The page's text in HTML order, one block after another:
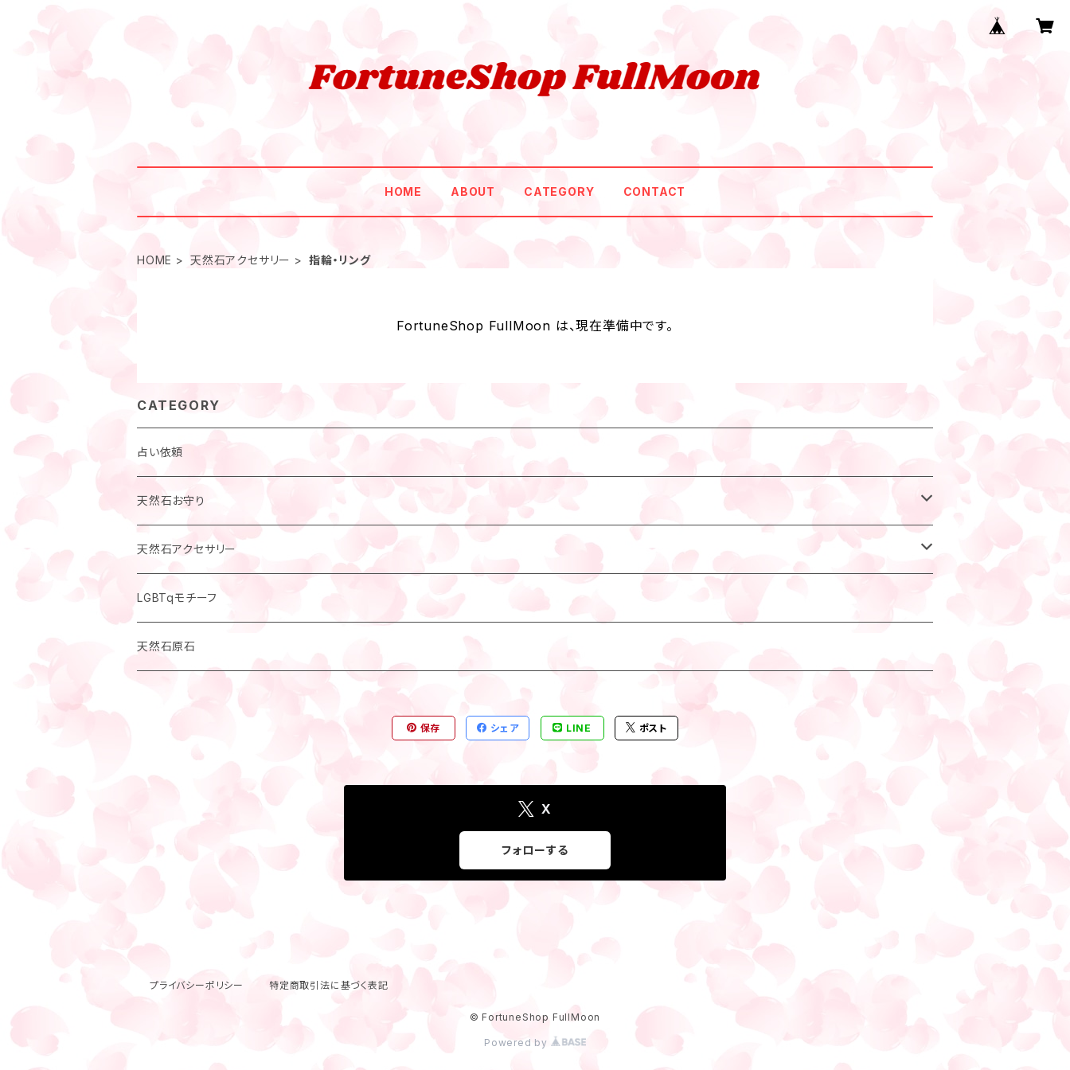
HOME ABOUT CATEGORY CONTACT
HOME 天然石アクセサリー 指輪・リング
FortuneShop FullMoon は、現在準備中です。
CATEGORY
占い依頼
天然石お守り
小人モチーフ
フクロウモチーフ
天使モチーフ
天然石アクセサリー
指輪・リング
腕輪・ブレスレット
LGBTqモチーフ
天然石原石
保存 シェア LINE ポスト
X
フォローする
プライバシーポリシー 特定商取引法に基づく表記
© FortuneShop FullMoon
Powered by